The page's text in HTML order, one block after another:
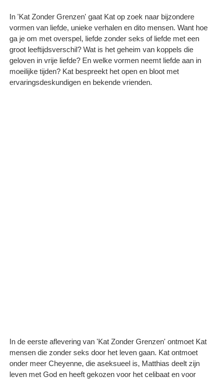
In 'Kat Zonder Grenzen' gaat Kat op zoek naar bijzondere
vormen van liefde, unieke verhalen en dito mensen. Want hoe
ga je om met overspel, liefde zonder seks of liefde met een
groot leeftijdsverschil? Wat is het geheim van koppels die
geloven in vrije liefde? En welke vormen neemt liefde aan in
moeilijke tijden? Kat bespreekt het open en bloot met
ervaringsdeskundigen en bekende vrienden.
In de eerste aflevering van 'Kat Zonder Grenzen' ontmoet Kat
mensen die zonder seks door het leven gaan. Kat ontmoet
onder meer Cheyenne, die aseksueel is, Matthias deelt zijn
leven met God en heeft gekozen voor het celibaat en voor